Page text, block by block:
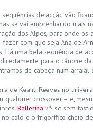
de acção vão
se vai embrenhando mais
dos Alpes, para onde os
com que seja Ana de
Há uma bela sequência de
para o cânone
de cabeça num arraial
de Keanu Reeves no
qualquer crossover – e,
Ballerina vê-se sem
colo e o frigorífico cheio